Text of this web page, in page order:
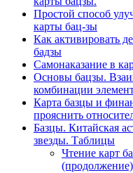
Простой способ
карты бац-зы
Как активировать
бадзы
Самонаказание в
Основы бацзы.
комбинации
Карта базцы и
прояснить
Базцы. Китайская
звезды. Таблицы
Чтение карт
(продолжение)